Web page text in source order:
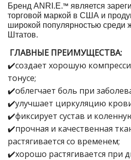
Бренд ANRI.E.™️ является
торговой маркой в США и
широкой популярностью среди
Штатов.
ГЛАВНЫЕ ПРЕИМУЩЕСТВА:
✔️создает хорошую
тонусе;
✔️облегчает боль при
✔️улучшает циркуляцию
✔️фиксирует сустав и
✔️прочная и качественная
растягивается со временем;
✔️хорошо растягивается при